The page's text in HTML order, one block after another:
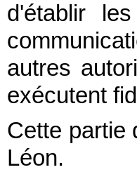
d'établir
autres
exécutent
Cette partie
Léon.